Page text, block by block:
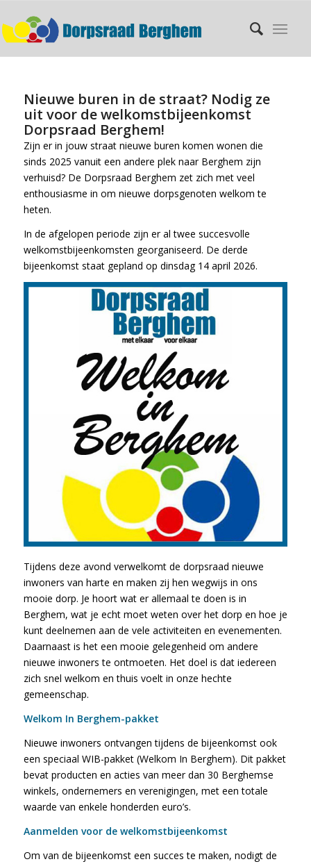
Nieuwe buren in de straat? Nodig ze
uit voor de welkomstbijeenkomst
Dorpsraad Berghem!
Zijn er in jouw straat nieuwe buren komen wonen die
sinds 2025 vanuit een andere plek naar Berghem zijn
verhuisd? De Dorpsraad Berghem zet zich met veel
enthousiasme in om nieuwe dorpsgenoten welkom te
heten.
In de afgelopen periode zijn er al twee succesvolle
welkomstbijeenkomsten georganiseerd. De derde
bijeenkomst staat gepland op dinsdag 14 april 2026.
Tijdens deze avond verwelkomt de dorpsraad nieuwe
inwoners van harte en maken zij hen wegwijs in ons
mooie dorp. Je hoort wat er allemaal te doen is in
Berghem, wat je echt moet weten over het dorp en hoe je
kunt deelnemen aan de vele activiteiten en evenementen.
Daarnaast is het een mooie gelegenheid om andere
nieuwe inwoners te ontmoeten. Het doel is dat iedereen
zich snel welkom en thuis voelt in onze hechte
gemeenschap.
Welkom In Berghem-pakket
Nieuwe inwoners ontvangen tijdens de bijeenkomst ook
een speciaal WIB-pakket (Welkom In Berghem). Dit pakket
bevat producten en acties van meer dan 30 Berghemse
winkels, ondernemers en verenigingen, met een totale
waarde van enkele honderden euro’s.
Aanmelden voor de welkomstbijeenkomst
Om van de bijeenkomst een succes te maken, nodigt de